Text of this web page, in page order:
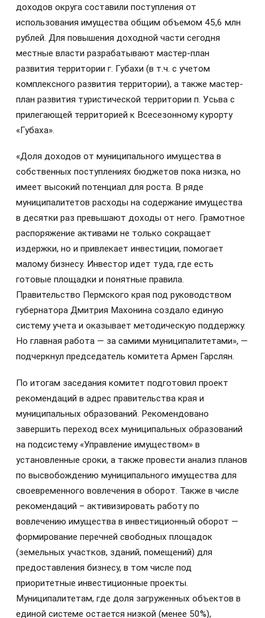
доходов округа составили поступления от
использования имущества общим объемом 45,6 млн
рублей. Для повышения доходной части сегодня
местные власти разрабатывают мастер-план
развития территории г. Губахи (в т.ч. с учетом
комплексного развития территории), а также мастер-
план развития туристической территории п. Усьва с
прилегающей территорией к Всесезонному курорту
«Губаха».
«Доля доходов от муниципального имущества в
собственных поступлениях бюджетов пока низка, но
имеет высокий потенциал для роста. В ряде
муниципалитетов расходы на содержание имущества
в десятки раз превышают доходы от него. Грамотное
распоряжение активами не только сокращает
издержки, но и привлекает инвестиции, помогает
малому бизнесу. Инвестор идет туда, где есть
готовые площадки и понятные правила.
Правительство Пермского края под руководством
губернатора Дмитрия Махонина создало единую
систему учета и оказывает методическую поддержку.
Но главная работа — за самими муниципалитетами», —
подчеркнул председатель комитета Армен Гарслян.
По итогам заседания комитет подготовил проект
рекомендаций в адрес правительства края и
муниципальных образований. Рекомендовано
завершить переход всех муниципальных образований
на подсистему «Управление имуществом» в
установленные сроки, а также провести анализ планов
по высвобождению муниципального имущества для
своевременного вовлечения в оборот. Также в числе
рекомендаций – активизировать работу по
вовлечению имущества в инвестиционный оборот —
формирование перечней свободных площадок
(земельных участков, зданий, помещений) для
предоставления бизнесу, в том числе под
приоритетные инвестиционные проекты.
Муниципалитетам, где доля загруженных объектов в
единой системе остается низкой (менее 50%),